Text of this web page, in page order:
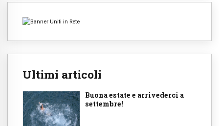
Ultimi articoli
Buona estate e arrivederci a
settembre!